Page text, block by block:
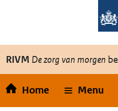
Overslaan en naar de inhoud gaan
RIVM De zorg van morgen
Home Menu